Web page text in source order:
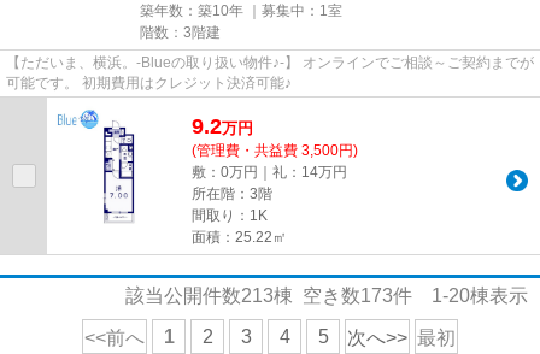
築年数：築10年 ｜募集中： 1室
階数：3階建
【ただいま、横浜。-Blueの取り扱い物件♪-】 オンラインでご相談～ご契約までが
可能です。 初期費用はクレジット決済可能♪
9.2万円
(管理費・共益費 3,500円)
敷：0万円｜礼：14万円
所在階：3階
間取り：1K
面積：25.22㎡
該当公開件数213棟 空き数173件 1-20棟表示
<<前へ 1 2 3 4 5 次へ>> 最初